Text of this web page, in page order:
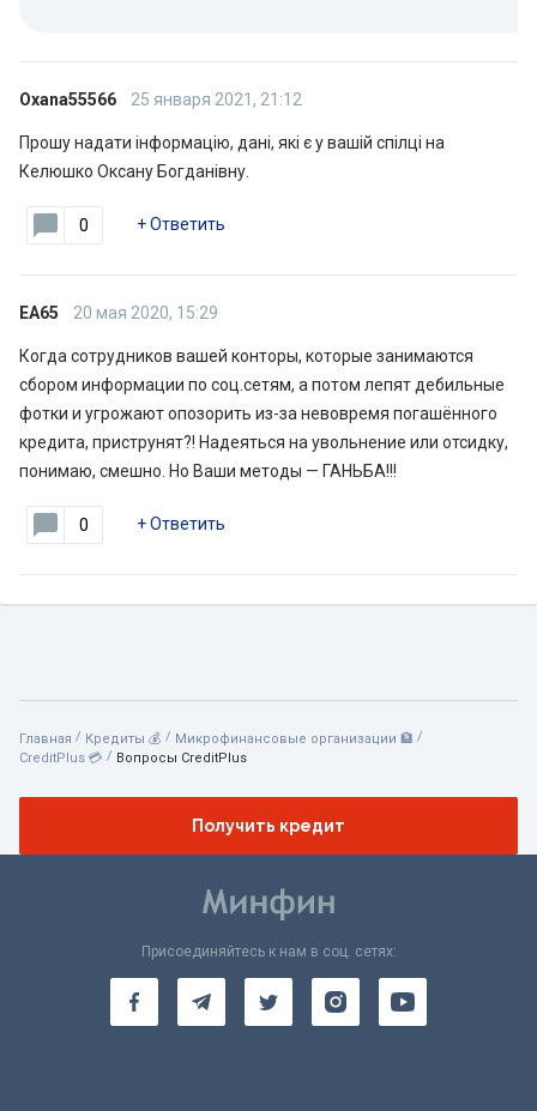
Oxana55566 25 января 2021, 21:12
Прошу надати інформацію, дані, які є у вашій спілці на
Келюшко Оксану Богданівну.
0 +Ответить
EA65 20 мая 2020, 15:29
Когда сотрудников вашей конторы, которые занимаются
сбором информации по соц.сетям, а потом лепят дебильные
фотки и угрожают опозорить из-за невовремя погашённого
кредита, приструнят?! Надеяться на увольнение или отсидку,
понимаю, смешно. Но Ваши методы — ГАНЬБА!!!
0 +Ответить
Главная / Кредиты 💰 / Микрофинансовые организации 🏦 /
CreditPlus 💳 / Вопросы CreditPlus
Получить кредит
Присоединяйтесь к нам в соц. сетях: